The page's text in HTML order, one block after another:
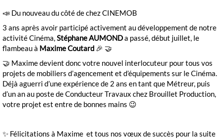
📣 Du nouveau du côté de chez CINEMOB
3 ans après avoir participé activement au développement de notre
activité Cinéma,StéphaneAUMONDa passé, début juillet, le
flambeau à Maxime Coutard 🎉 🤝
🤝 Maxime devient donc votre nouvel interlocuteur pour tous vos
projets de mobiliers d’agencement et d’équipements sur le Cinéma.
Déjà aguerri d’une expérience de 2 ans en tant que Métreur, puis
d’un an au poste de Conducteur Travaux chez Brouillet Production,
votre projet est entre de bonnes mains 😉
✨ Félicitations à Maxime et tous nos vœux de succès pour la suite